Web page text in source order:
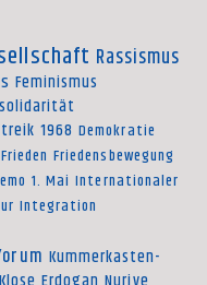
Rassismus
Feminismus
solidarität
1968 Demokratie
Frieden Friedensbewegung
1. Mai Internationaler
Integration
Kummerkasten-